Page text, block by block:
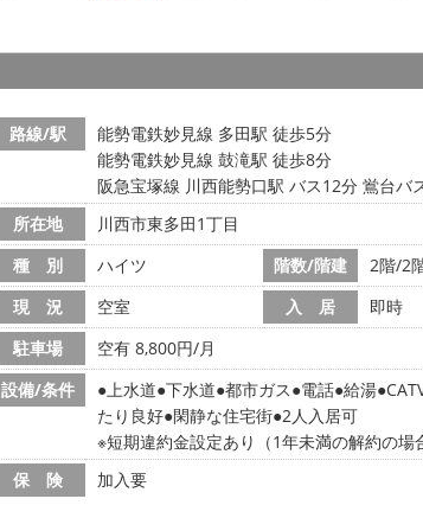
路線/駅
能勢電鉄妙見線 多田駅 徒歩5分
能勢電鉄妙見線 鼓滝駅 徒歩8分
阪急宝塚線 川西能勢口駅 バス12分 鴬台バ
所在地
川西市東多田1丁目
種 別
ハイツ 階数/階建 2階/2
現 況
空室 入 居 即時
駐車場
空有 8,800円/月
設備/条件
上水道 下水道 都市ガス 電話 給湯
たり良好 閑静な住宅街 2人入居可
※短期違約金設定あり（1年未満の解約の
保 険
加入要